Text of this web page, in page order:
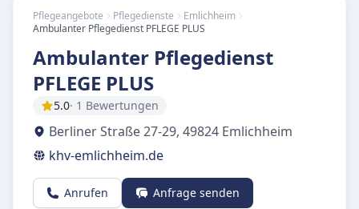
Pflegeangebote Pflegedienste
Emlichheim
Ambulanter Pflegedienst PFLEGE PLUS
Ambulanter Pflegedienst
PFLEGE PLUS
5.0· 1 Bewertungen
Berliner Straße 27-29, 49824 Emlichheim
khv-emlichheim.de
Anrufen Anfrage senden